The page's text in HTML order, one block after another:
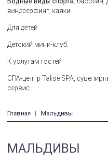
виндсерфинг, каяки.
Для детей
Детский мини-клуб.
К услугам гостей
СПА-центр Talise SPA,
сервис.
Главная Мальдивы
МАЛЬДИВЫ